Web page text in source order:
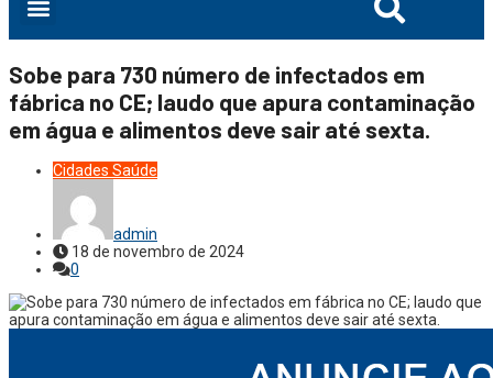
Sobe para 730 número de infectados em
fábrica no CE; laudo que apura contaminação
em água e alimentos deve sair até sexta.
Cidades Saúde
admin
18 de novembro de 2024
0